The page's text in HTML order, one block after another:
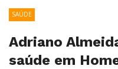
SAÚDE
Adriano
saúde em